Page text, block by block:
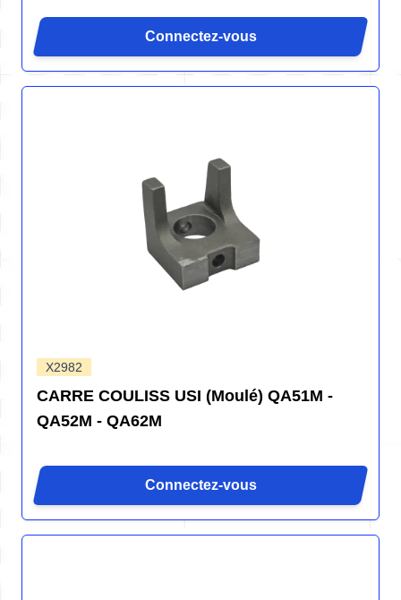
Connectez-vous
X2982
CARRE COULISS USI (Moulé) QA51M -
QA52M - QA62M
Connectez-vous